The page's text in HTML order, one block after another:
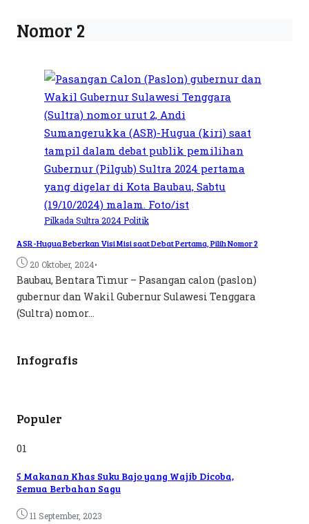
Nomor 2
Pilkada Sultra 2024Politik
ASR-Hugua Beberkan Visi Misi saat Debat Pertama, Pilih Nomor 2
20 Oktober, 2024•
Baubau, Bentara Timur – Pasangan calon (paslon)
gubernur dan Wakil Gubernur Sulawesi Tenggara
(Sultra) nomor...
Infografis
Populer
01
5 Makanan Khas Suku Bajo yang Wajib Dicoba,
Semua Berbahan Sagu
11 September, 2023